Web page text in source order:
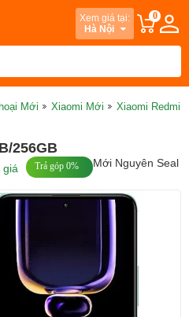
Xem giá tại:
Hà Nội
0
Mới Xiaomi Mới Xiaomi Redmi
256GB
Mới Nguyên Seal
giá Trả góp 0%